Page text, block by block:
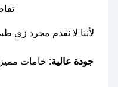
لأننا لا نقدم مجرد زي
جودة عالية: خامات